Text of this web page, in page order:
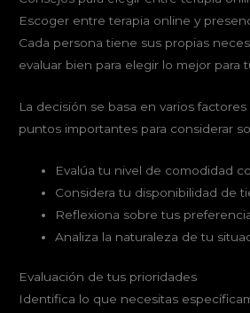
Escoger entre terapia online y
Cada persona tiene sus propias
evaluar bien para elegir lo mejor para
La decisión se basa en varios
puntos importantes para considerar
Evalúa tu nivel de comodidad
Considera tu disponibilidad de
Reflexiona sobre tus
Analiza la naturaleza de tu
Evaluación de tus prioridades
Identifica lo que necesitas